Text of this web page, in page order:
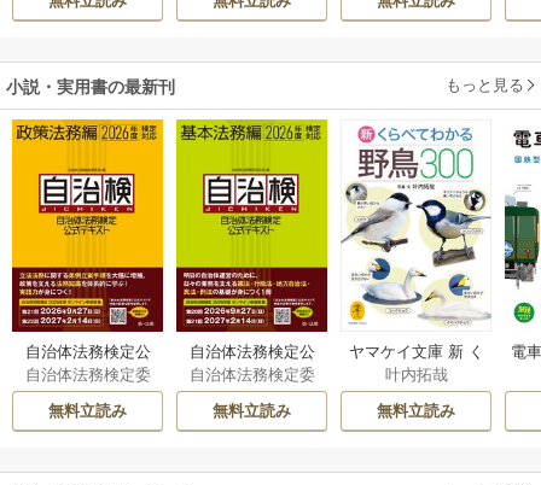
小説・実用書の最新刊 もっと見る
自治体法務検定公
式テキスト 政策
法務編 ２０２６
年度検定対応 1巻
自治体法務検定委
員会
無料立読み
自治体法務検定公
式テキスト 基本
法務編 ２０２６
年度検定対応 1巻
自治体法務検定委
員会
無料立読み
ヤマケイ文庫 新 く
らべてわかる野鳥3
00 1巻
叶内拓哉
無料立読み
電